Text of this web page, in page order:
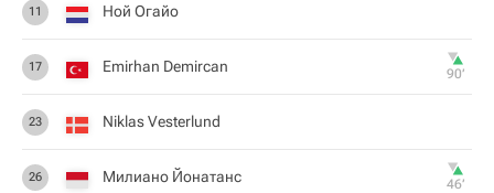
11 Ной Огайо
17 Emirhan Demircan 90‎’‎
23 Niklas Vesterlund
26 Милиано Йонатанс 46‎’‎